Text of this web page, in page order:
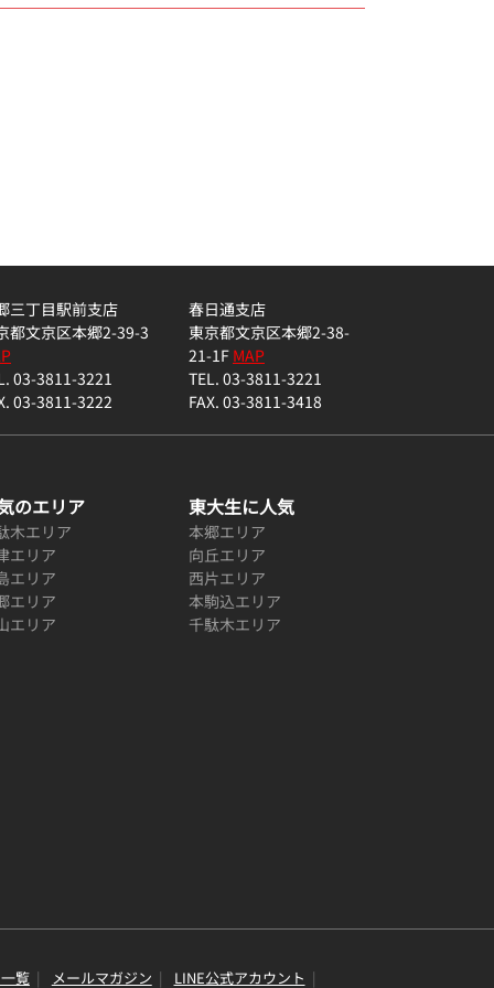
三丁目駅前支店
都文京区本郷2-39-3
03-3811-3221
03-3811-3222
春日通支店
東京都文京区本郷2-38-
21-1FMAP
TEL. 03-3811-3221
FAX. 03-3811-3418
のエリア
木エリア
エリア
エリア
エリア
エリア
東大生に人気
本郷エリア
向丘エリア
西片エリア
本駒込エリア
千駄木エリア
覧 メールマガジン LINE公式アカウント